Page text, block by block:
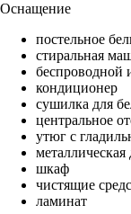
Оснащение
постельное
стиральная
беспроводной
кондиционер
сушилка для
центральное
утюг с
металлическая
шкаф
чистящие
ламинат